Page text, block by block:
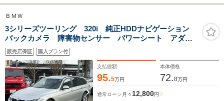
ＢＭＷ
3シリーズツーリング 320i 純正HDDナビゲーション
バックカメラ 障害物センサー パワーシート アダプ
ティブクルーズコントロール 純正16インチアルミ キ
セノンヘッドライト パワーゲート オートライト
ETC 正規ディーラー車
販売店保証 購入プラン付
支払総額
95.5万円
本体価格
72.8万円
通常ローン 月々 12,800円